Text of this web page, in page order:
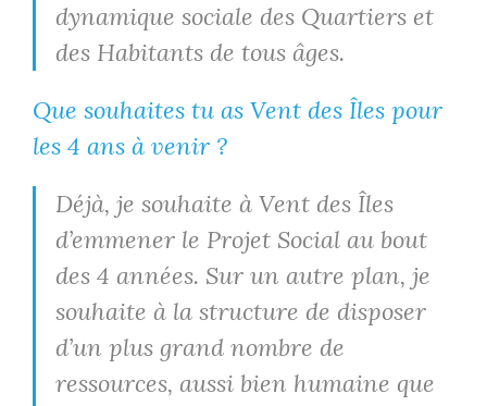
dynamique sociale des Quartiers et
des Habitants de tous âges.
Que souhaites tu as Vent des Îles pour
les 4 ans à venir ?
Déjà, je souhaite à Vent des Îles
d’emmener le Projet Social au bout
des 4 années. Sur un autre plan, je
souhaite à la structure de disposer
d’un plus grand nombre de
ressources, aussi bien humaine que